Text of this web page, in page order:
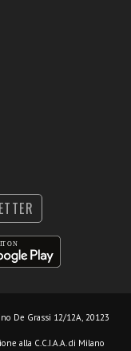
De Grassi 12/12A, 20123
alla C.C.I.A.A. di Milano